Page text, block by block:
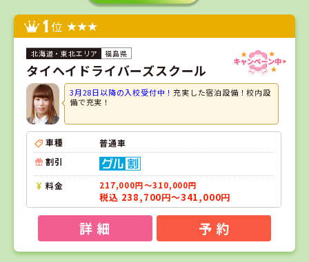
1位
福島県
タイヘイドライバーズスクール
3月28日以降の入校受付中！充実した宿泊設備！校内設
備で充実！
車種
普通車
割引
料金 217,000円～310,000円
税込 238,700円～341,000円
詳 細 予 約